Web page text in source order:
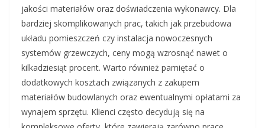
jakości materiałów oraz doświadczenia wykonawcy. Dla
bardziej skomplikowanych prac, takich jak przebudowa
układu pomieszczeń czy instalacja nowoczesnych
systemów grzewczych, ceny mogą wzrosnąć nawet o
kilkadziesiąt procent. Warto również pamiętać o
dodatkowych kosztach związanych z zakupem
materiałów budowlanych oraz ewentualnymi opłatami za
wynajem sprzętu. Klienci często decydują się na